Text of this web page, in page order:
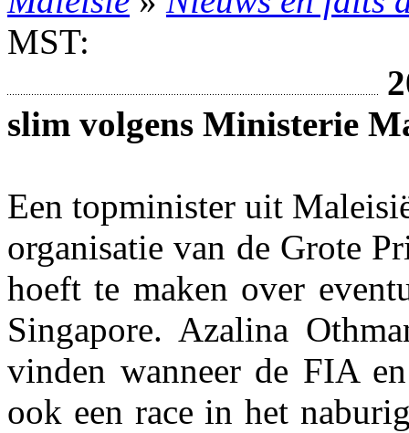
MST:
slim volgens Ministerie
Een topminister uit
organisatie van de Grote
hoeft te maken over
Singapore. Azalina
vinden wanneer de FIA
ook een race in het